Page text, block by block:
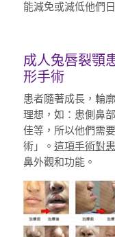
能減免或減低他們
成人兔唇裂顎
形手術
患者隨著成長，輪
理想，如：患側鼻
佳等，所以他們需
術」。 這項手術對
鼻外觀和功能。